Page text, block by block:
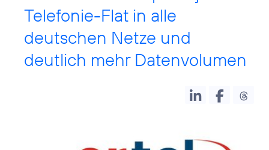
Telefonie-Flat in alle
deutschen Netze und
deutlich mehr Datenvolumen